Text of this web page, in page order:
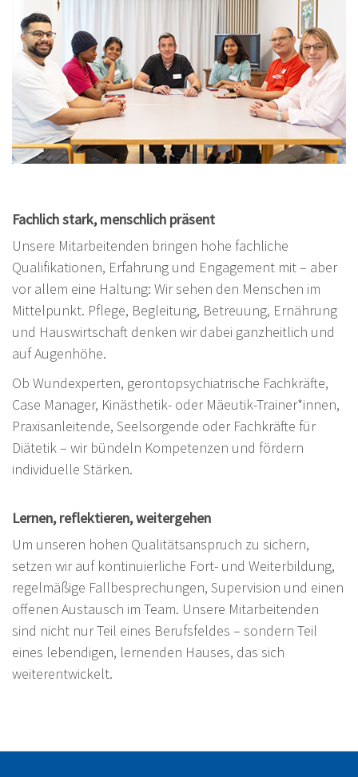
Fachlich stark, menschlich präsent
Unsere Mitarbeitenden bringen hohe fachliche
Qualifikationen, Erfahrung und Engagement mit – aber
vor allem eine Haltung: Wir sehen den Menschen im
Mittelpunkt. Pflege, Begleitung, Betreuung, Ernährung
und Hauswirtschaft denken wir dabei ganzheitlich und
auf Augenhöhe.
Ob Wundexperten, gerontopsychiatrische Fachkräfte,
Case Manager, Kinästhetik- oder Mäeutik-Trainer*innen,
Praxisanleitende, Seelsorgende oder Fachkräfte für
Diätetik – wir bündeln Kompetenzen und fördern
individuelle Stärken.
Lernen, reflektieren, weitergehen
Um unseren hohen Qualitätsanspruch zu sichern,
setzen wir auf kontinuierliche Fort- und Weiterbildung,
regelmäßige Fallbesprechungen, Supervision und einen
offenen Austausch im Team. Unsere Mitarbeitenden
sind nicht nur Teil eines Berufsfeldes – sondern Teil
eines lebendigen, lernenden Hauses, das sich
weiterentwickelt.